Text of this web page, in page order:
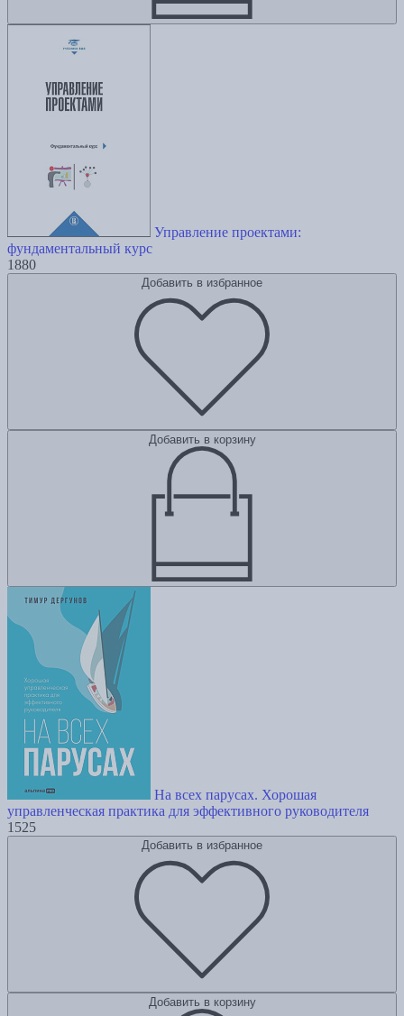
Управление проектами:
фундаментальный курс
1880
Добавить в избранное
Добавить в корзину
На всех парусах. Хорошая
управленческая практика для эффективного руководителя
1525
Добавить в избранное
Добавить в корзину